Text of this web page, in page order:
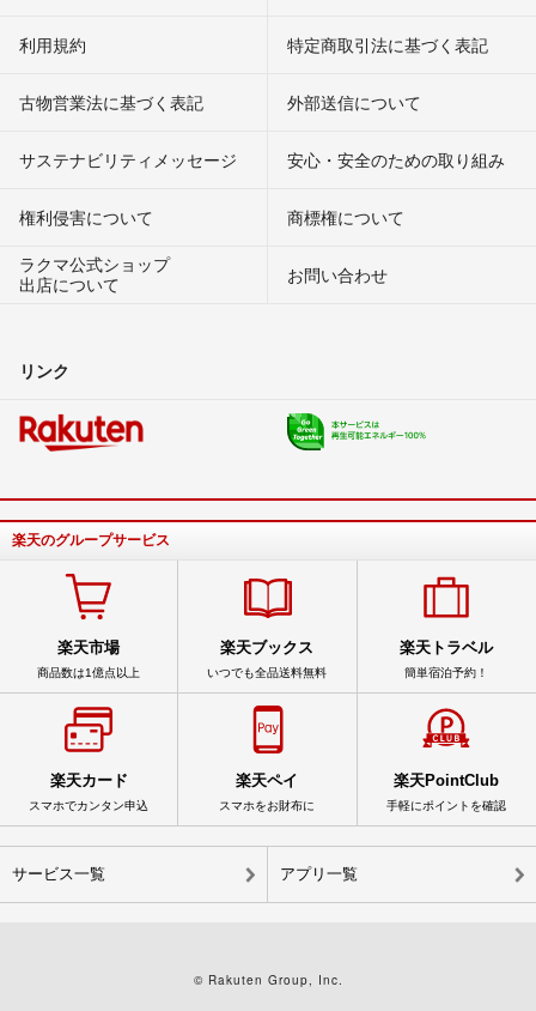
利用規約 特定商取引法に基づく表記
古物営業法に基づく表記 外部送信について
サステナビリティメッセージ 安心・安全のための取り組み
権利侵害について
商標権について
ラクマ公式ショップ
出店について
お問い合わせ
リンク
楽天のグループサービス
楽天市場
商品数は1億点以上
楽天ブックス
いつでも全品送料無料
楽天トラベル
簡単宿泊予約！
楽天カード
スマホでカンタン申込
楽天ペイ
スマホをお財布に
楽天PointClub
手軽にポイントを確認
サービス一覧 アプリ一覧
© Rakuten Group, Inc.